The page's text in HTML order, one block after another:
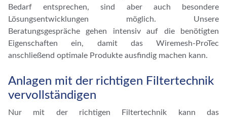
Bedarf entsprechen, sind aber auch besondere
Lösungsentwicklungen möglich. Unsere
Beratungsgespräche gehen intensiv auf die benötigten
Eigenschaften ein, damit das Wiremesh-ProTec
anschließend optimale Produkte ausfindig machen kann.
Anlagen mit der richtigen Filtertechnik
vervollständigen
Nur mit der richtigen Filtertechnik kann das